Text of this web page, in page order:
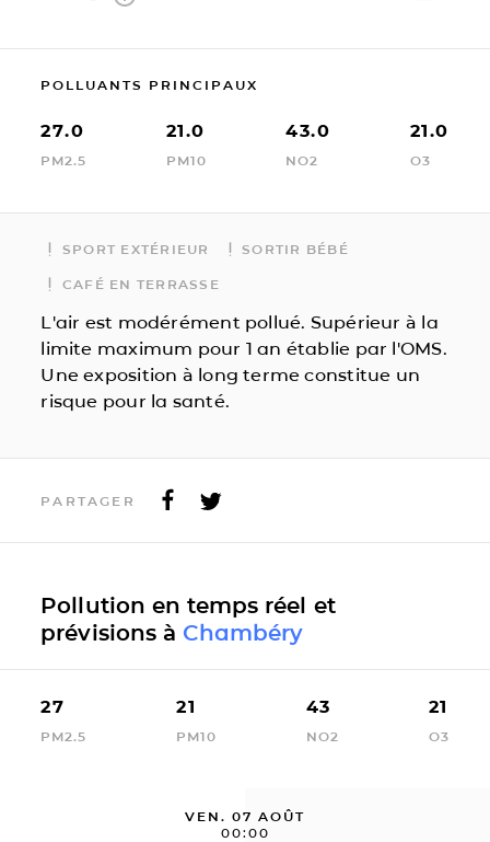
POLLUANTS PRINCIPAUX
27.0
PM2.5
21.0
PM10
43.0
NO2
21.0
O3
SPORT EXTÉRIEUR SORTIR BÉBÉ
CAFÉ EN TERRASSE
L'air est modérément pollué. Supérieur à la
limite maximum pour 1 an établie par l'OMS.
Une exposition à long terme constitue un
risque pour la santé.
PARTAGER
Pollution en temps réel et
prévisions à Chambéry
27
PM2.5
21
PM10
43
NO2
21
O3
VEN. 07 AOÛT
00:00